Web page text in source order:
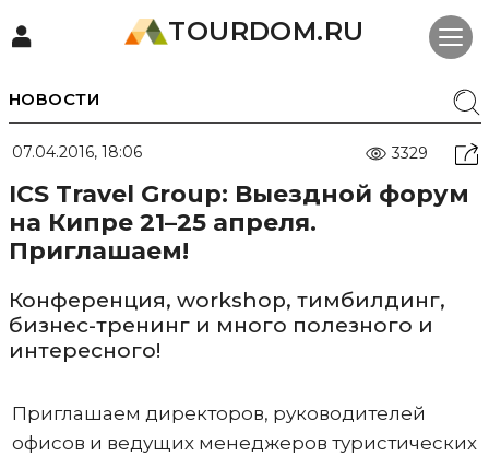
TOURDOM.RU
НОВОСТИ
07.04.2016, 18:06 3329
ICS Travel Group: Выездной форум
на Кипре 21–25 апреля.
Приглашаем!
Конференция, workshop, тимбилдинг,
бизнес-тренинг и много полезного и
интересного!
Приглашаем директоров, руководителей
офисов и ведущих менеджеров туристических